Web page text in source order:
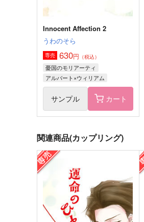
MY SWEET HOME 2
（税込）
ロイド×ヨル
Innocent Affection 2
うわのそら
専売 630円 （税込）
憂国のモリアーティ
アルバート×ウィリアム
サンプル カート
関連商品(カップリング)